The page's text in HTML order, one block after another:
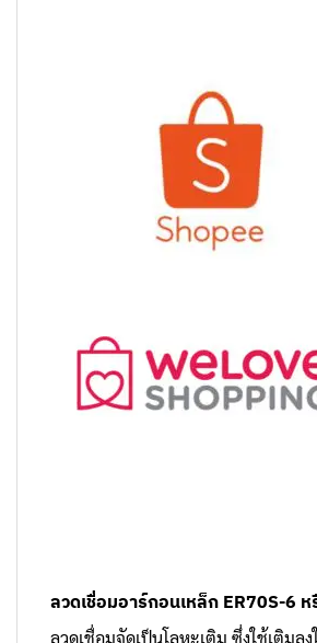
ลวดเชื่อมอาร์กอนเหล็ก ER70S-6 ห
ลวดเชื่อมจัดเป็นโลหะเติม ซึ่งใช้เติมล